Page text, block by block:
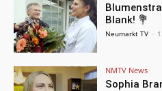
Blank! 💐
Neumarkt TV -
NMTV News
Sophia